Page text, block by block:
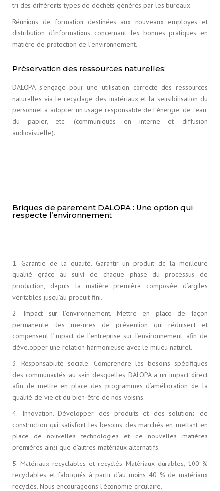
tri des différents types de déchets générés par les bureaux.
Réunions de formation destinées aux nouveaux employés et
distribution d’informations concernant les bonnes pratiques en
matière de protection de l’environnement.
Préservation des ressources naturelles:
DALOPA s’engage pour une utilisation correcte des ressources
naturelles via le recyclage des matériaux et la sensibilisation du
personnel à adopter un usage responsable de l’énergie, de l’eau,
du papier, etc. (communiqués en interne et diffusion
audiovisuelle).
Briques de parement DALOPA : Une option qui
respecte l’environnement
1. Garantie de la qualité. Garantir un produit de la meilleure
qualité grâce au suivi de chaque phase du processus de
production, depuis la matière première composée d’argiles
véritables jusqu’au produit fini.
2. Impact sur l’environnement. Mettre en place de façon
permanente des mesures de prévention qui réduisent et
compensent l’impact de l’entreprise sur l’environnement, afin de
développer une relation harmonieuse avec le milieu naturel.
3. Responsabilité sociale. Comprendre les besoins spécifiques
des communautés au sein desquelles DALOPA a un impact direct
afin de mettre en place des programmes d’amélioration de la
qualité de vie et du bien-être de nos voisins.
4. Innovation. Développer des produits et des solutions de
construction qui satisfont les besoins des marchés en mettant en
place de nouvelles technologies et de nouvelles matières
premières ainsi que d’autres matériaux alternatifs.
5. Matériaux recyclables et recyclés. Matériaux durables, 100 %
recyclables et fabriqués à partir d’au moins 40 % de matériaux
recyclés. Nous encourageons l’économie circulaire.